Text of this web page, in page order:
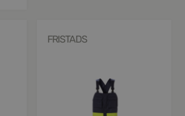
FRISTADS